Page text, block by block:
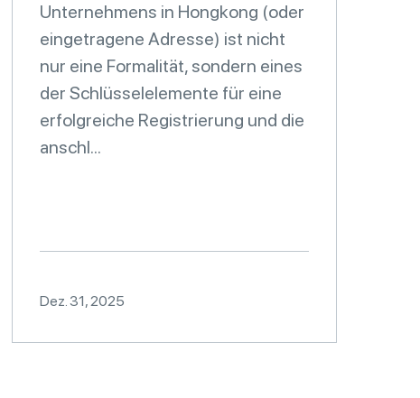
Unternehmens in Hongkong (oder
eingetragene Adresse) ist nicht
nur eine Formalität, sondern eines
der Schlüsselelemente für eine
erfolgreiche Registrierung und die
anschl...
Dez. 31, 2025